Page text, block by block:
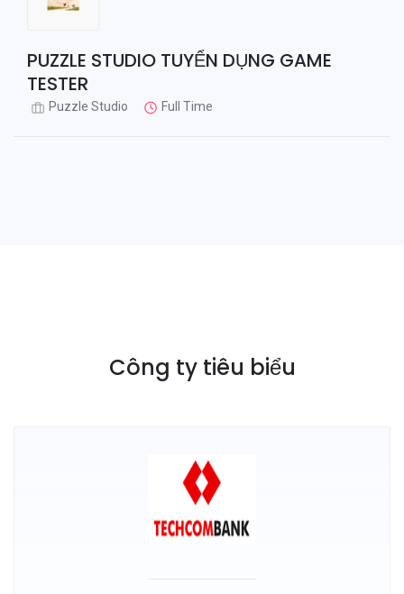
PUZZLE STUDIO TUYỂN DỤNG GAME
TESTER
Puzzle Studio Full Time
Công ty tiêu biểu